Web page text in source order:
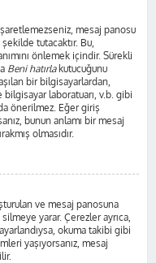
mesaj panosu
tutacaktır. Bu,
önlemek içindir. Sürekli
Beni hatırlakutucuğunu
bir bilgisayarlardan,
laboratuarı, v.b. gibi
önerilmez. Eğer giriş
bunun anlamı bir mesaj
olmasıdır.
ve mesaj panosuna
yarar. Çerezler ayrıca,
okuma takibi gibi
yaşıyorsanız, mesaj